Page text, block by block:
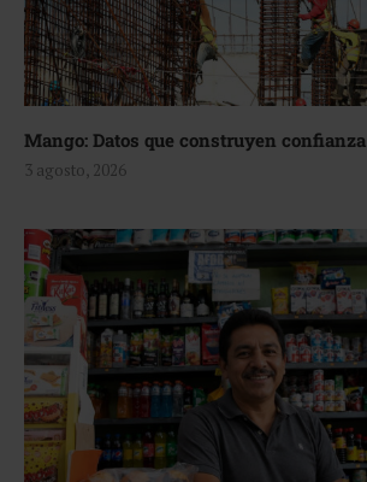
Mango: Datos que construyen confianza
3 agosto, 2026